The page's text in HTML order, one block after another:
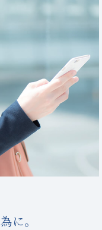
に。